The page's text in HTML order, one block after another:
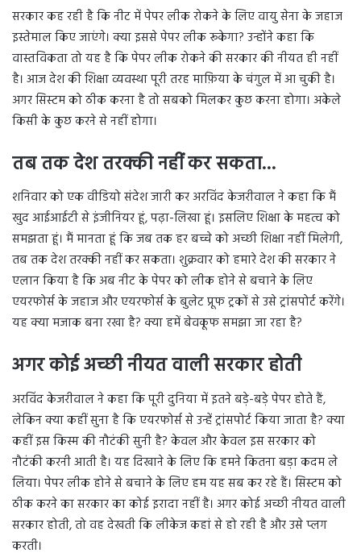
सरकार कह रही है कि नीट में पेपर लीक रोकने के लिए वायु सेना के जहाज
इस्तेमाल किए जाएंगे। क्या इससे पेपर लीक रूकेगा? उन्होंने कहा कि
वास्तविकता तो यह है कि पेपर लीक रोकने की सरकार की नीयत ही नहीं
है। आज देश की शिक्षा व्यवस्था पूरी तरह माफ़िया के चंगुल में आ चुकी है।
अगर सिस्टम को ठीक करना है तो सबको मिलकर कुछ करना होगा। अकेले
किसी के कुछ करने से नहीं होगा।
तब तक देश तरक्की नहीं कर सकता…
शनिवार को एक वीडियो संदेश जारी कर अरविंद केजरीवाल ने कहा कि मैं
खुद आईआईटी से इंजीनियर हूं, पढ़ा-लिखा हूं। इसलिए शिक्षा के महत्व को
समझता हूं। मैं मानता हूं कि जब तक हर बच्चे को अच्छी शिक्षा नहीं मिलेगी,
तब तक देश तरक्की नहीं कर सकता। शुक्रवार को हमारे देश की सरकार ने
एलान किया है कि अब नीट के पेपर को लीक होने से बचाने के लिए
एयरफोर्स के जहाज और एयरफोर्स के बुलेट प्रूफ ट्रकों से उसे ट्रांसपोर्ट करेंगे।
यह क्या मजाक बना रखा है? क्या हमें बेवकूफ समझा जा रहा है?
अगर कोई अच्छी नीयत वाली सरकार होती
अरविंद केजरीवाल ने कहा कि पूरी दुनिया में इतने बड़े-बड़े पेपर होते हैं,
लेकिन क्या कहीं सुना है कि एयरफोर्स से उन्हें ट्रांसपोर्ट किया जाता है? क्या
कहीं इस किस्म की नौटंकी सुनी है? केवल और केवल इस सरकार को
नौटंकी करनी आती है। यह दिखाने के लिए कि हमने कितना बड़ा कदम ले
लिया। पेपर लीक होने से बचाने के लिए हम यह सब कर रहे हैं। सिस्टम को
ठीक करने का सरकार का कोई इरादा नहीं है। अगर कोई अच्छी नीयत वाली
सरकार होती, तो वह देखती कि लीकेज कहां से हो रही है और उसे प्लग
करती।